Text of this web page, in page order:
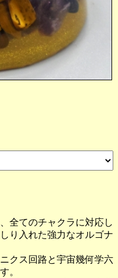
全てのチャクラに対応し
り入れた強力なオルゴナ
クス回路と宇宙幾何学六
。